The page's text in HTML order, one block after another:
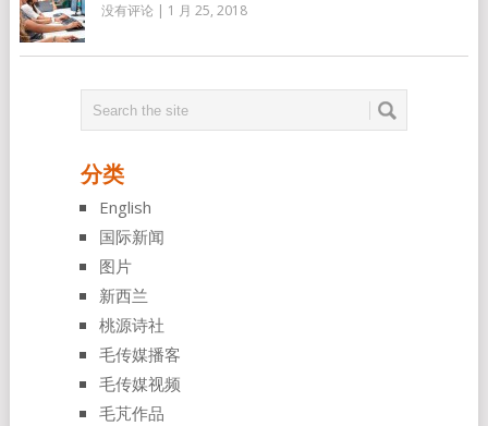
没有评论 | 1 月 25, 2018
分类
English
国际新闻
图片
新西兰
桃源诗社
毛传媒播客
毛传媒视频
毛芃作品